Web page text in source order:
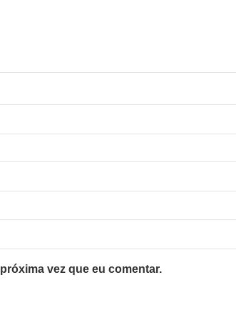
vez que eu comentar.